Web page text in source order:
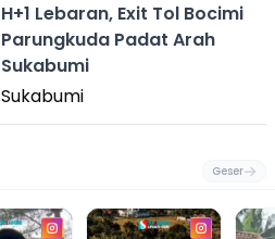
H+1 Lebaran, Exit Tol Bocimi
Parungkuda Padat Arah
Sukabumi
Sukabumi
Geser